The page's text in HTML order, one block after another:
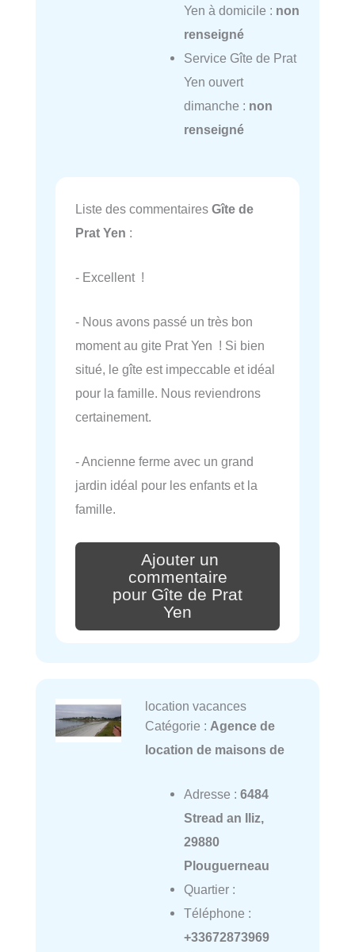
Yen à domicile : non
renseigné
Service Gîte de Prat
Yen ouvert
dimanche : non
renseigné
Liste des commentaires Gîte de
Prat Yen :
- Excellent !
- Nous avons passé un très bon
moment au gite Prat Yen ! Si bien
situé, le gîte est impeccable et idéal
pour la famille. Nous reviendrons
certainement.
- Ancienne ferme avec un grand
jardin idéal pour les enfants et la
famille.
Ajouter un
commentaire
pour Gîte de Prat
Yen
location vacances
Catégorie : Agence de
location de maisons de
Adresse : 6484
Stread an Iliz,
29880
Plouguerneau
Quartier :
Téléphone :
+33672873969